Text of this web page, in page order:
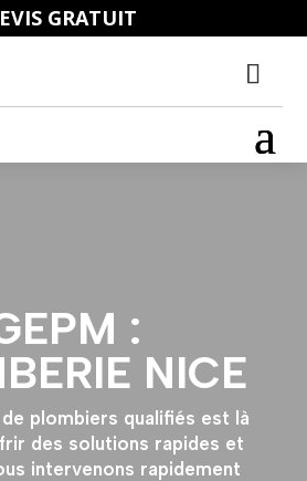
GRATUIT
:
NICE
plombiers qualifiés est là
des solutions rapides et
intervenons rapidement